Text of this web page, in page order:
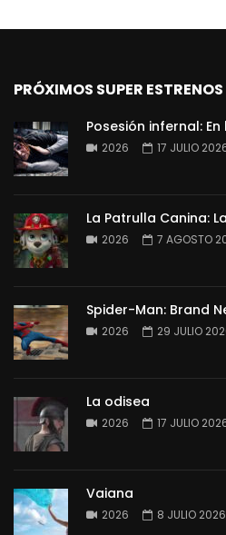
PRÓXIMOS SUPER ESTRENOS
Posesión infernal:
2026 17 JULIO
La Patrulla Canina:
2026 7 AGOSTO
Spider-Man: Brand
2026 29 JULIO
La odisea
2026 17 JULIO
Vaiana
2026 8 JULIO 2026